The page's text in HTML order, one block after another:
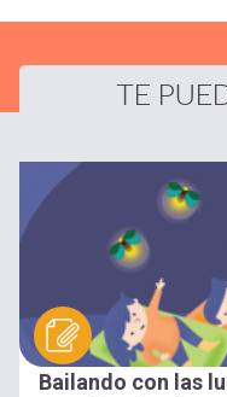
TE
Bailando con las